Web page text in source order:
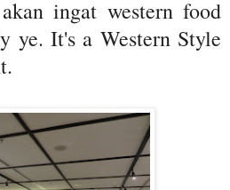
ingat western food
ye. It's a Western Style